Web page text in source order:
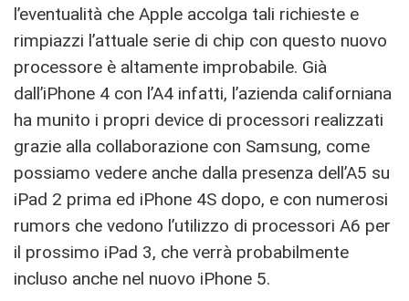
l’eventualità che Apple accolga tali richieste e
rimpiazzi l’attuale serie di chip con questo nuovo
processore è altamente improbabile. Già
dall’iPhone 4 con l’A4 infatti, l’azienda californiana
ha munito i propri device di processori realizzati
grazie alla collaborazione con Samsung, come
possiamo vedere anche dalla presenza dell’A5 su
iPad 2 prima ed iPhone 4S dopo, e con numerosi
rumors che vedono l’utilizzo di processori A6 per
il prossimo iPad 3, che verrà probabilmente
incluso anche nel nuovo iPhone 5.